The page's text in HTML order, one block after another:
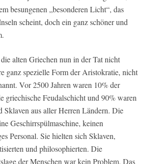
besungenen „besonderen Licht“, das
scheint, doch ein ganz schöner und
alten Griechen nun in der Tat nicht
ganz spezielle Form der Aristokratie, nicht
Vor 2500 Jahren waren 10% der
griechische Feudalschicht und 90% waren
Sklaven aus aller Herren Ländern. Die
Geschirrspülmaschine, keinen
Personal. Sie hielten sich Sklaven,
und philosophierten. Die
der Menschen war kein Problem. Das